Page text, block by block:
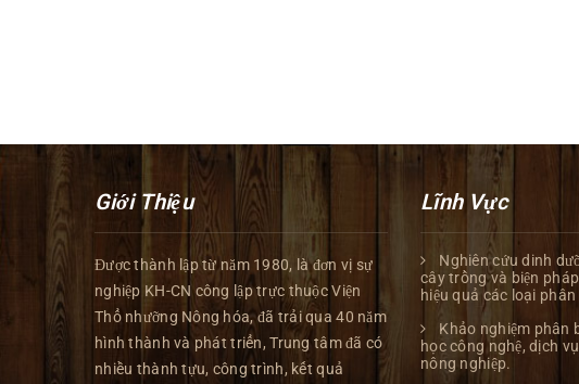
Giới Thiệu
Được thành lập từ năm 1980, là đơn vị sự
nghiệp KH-CN công lập trực thuộc Viện
Thổ nhưỡng Nông hóa, đã trải qua 40 năm
hình thành và phát triển, Trung tâm đã có
nhiều thành tựu, công trình, kết quả
Lĩnh Vực
Nghiên cứu dinh
cây trồng và biện
hiệu quả các loại phân
Khảo nghiệm phân
học công nghệ, dịch
nông nghiệp.